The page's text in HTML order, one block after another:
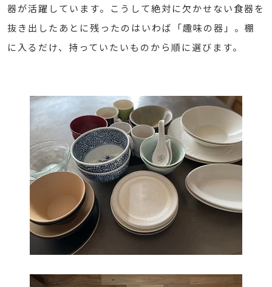
器が活躍しています。こうして絶対に欠かせない食器を
抜き出したあとに残ったのはいわば「趣味の器」。棚
に入るだけ、持っていたいものから順に選びます。